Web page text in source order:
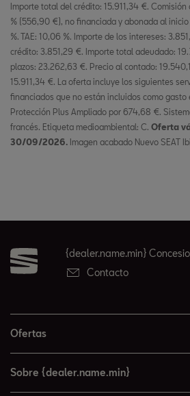
Importe total del crédito: 15.911,34 €.
% (556,90 €), no financiada y abonada al
%. TAE: 10,06 %. Importe de los intereses:
crédito: 3.851,29 €. Importe total adeudado:
plazos: 23.262,63 €. Precio al contado:
15.911,34 €. La oferta incluye los siguientes
financiados que no están incluidos como gasto
Protección Plus Ampliado por 674,68 €.
francés. Etiqueta medioambiental: C. Oferta
30/09/2026. Imagen acabado Nuevo SEAT
{dealer.name.min}
Contacto
Ofertas
Sobre {dealer.name.min}